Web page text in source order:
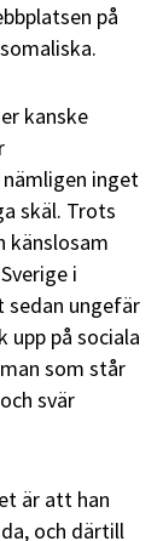
på
kanske
inget
skäl. Trots
känslosam
i
sedan ungefär
på sociala
som står
svär
är att han
och därtill